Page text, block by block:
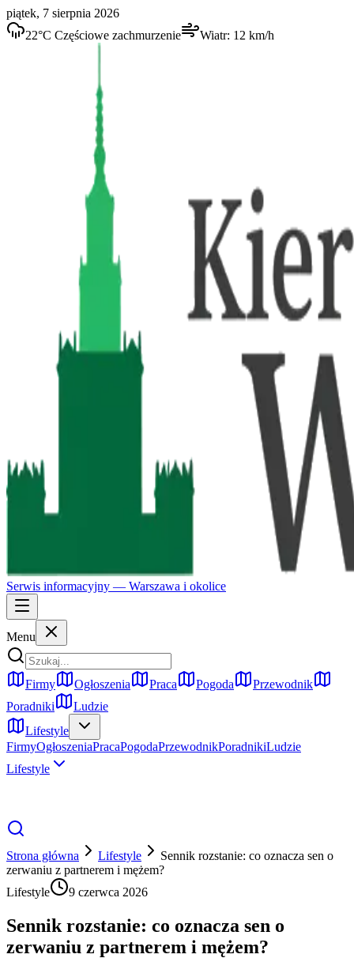
piątek, 7 sierpnia 2026
22°C Częściowe zachmurzenie Wiatr: 12 km/h
Serwis informacyjny — Warszawa i okolice
Menu
Firmy Ogłoszenia Praca Pogoda
Przewodnik
Poradniki
Ludzie
Lifestyle
FirmyOgłoszeniaPracaPogodaPrzewodnikPoradnikiLudzie
Lifestyle
Strona główna Lifestyle
Sennik rozstanie: co oznacza sen o
zerwaniu z partnerem i mężem?
Lifestyle
9 czerwca 2026
Sennik rozstanie: co oznacza sen o
zerwaniu z partnerem i mężem?